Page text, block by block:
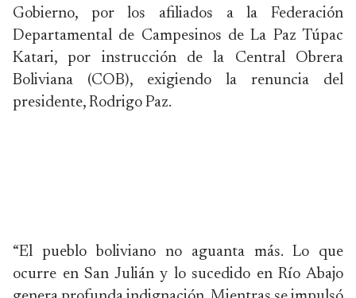
Gobierno, por los afiliados a la Federación
Departamental de Campesinos de La Paz Túpac
Katari, por instrucción de la Central Obrera
Boliviana (COB), exigiendo la renuncia del
presidente, Rodrigo Paz.
“El pueblo boliviano no aguanta más. Lo que
ocurre en San Julián y lo sucedido en Río Abajo